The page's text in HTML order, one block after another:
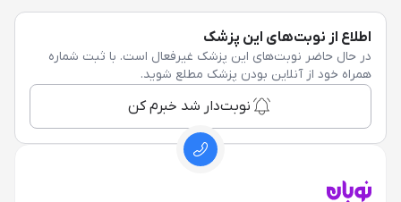
اطلاع از نوبت‌های این پزشک
در حال حاضر نوبت‌های این پزشک غیرفعال است. با ثبت شماره
همراه خود از آنلاین بودن پزشک مطلع شوید.
نوبت‌دار شد خبرم کن